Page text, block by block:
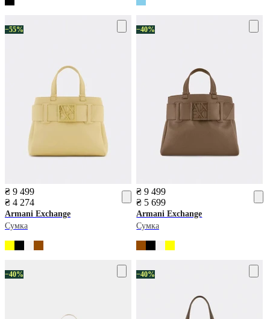
−55%
₴ 9 499
₴ 4 274
Armani Exchange
Сумка
−40%
₴ 9 499
₴ 5 699
Armani Exchange
Сумка
−40% −40%